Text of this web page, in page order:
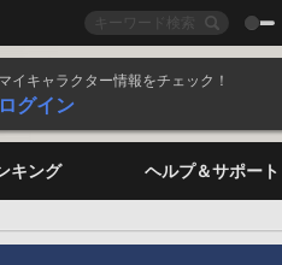
イキャラクター情報をチェック！
グイン
キング ヘルプ＆サポート